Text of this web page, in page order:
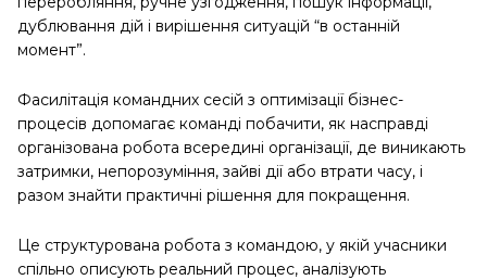
дублювання дій і вирішення ситуацій “в останній
момент”.
Фасилітація командних сесій з оптимізації бізнес-
процесів допомагає команді побачити, як насправді
організована робота всередині організації, де виникають
затримки, непорозуміння, зайві дії або втрати часу, і
разом знайти практичні рішення для покращення.
Це структурована робота з командою, у якій учасники
спільно описують реальний процес, аналізують